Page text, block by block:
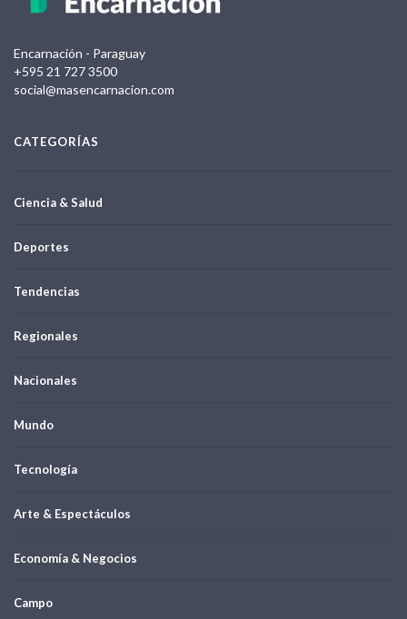
Encarnación - Paraguay
+595 21 727 3500
social@masencarnacion.com
CATEGORÍAS
Ciencia & Salud
Deportes
Tendencias
Regionales
Nacionales
Mundo
Tecnología
Arte & Espectáculos
Economía & Negocios
Campo